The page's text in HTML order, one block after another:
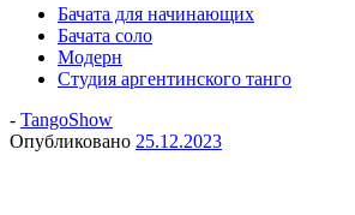
Бачата для начинающих
Бачата соло
Модерн
Студия аргентинского танго
- TangoShow
Опубликовано 25.12.2023